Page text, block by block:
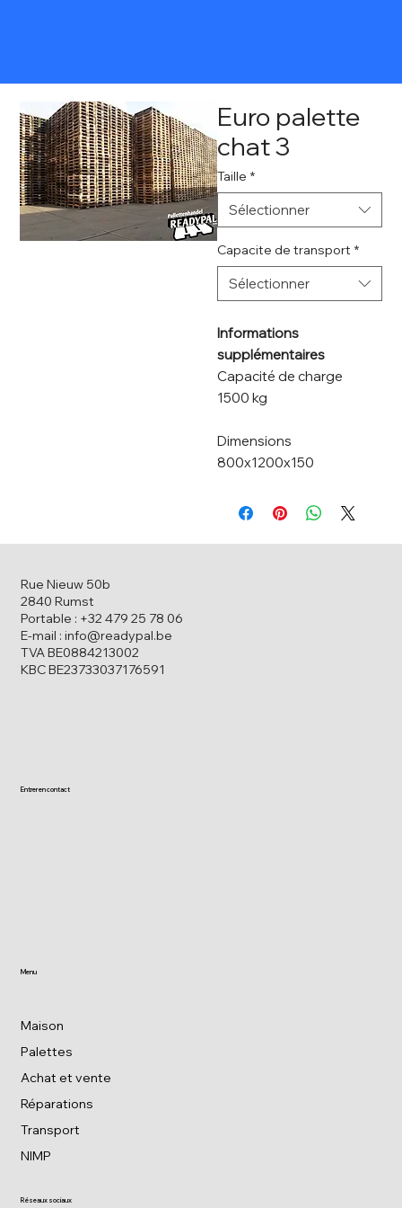
Euro palette
chat 3
Taille *
Sélectionner
Capacite de transport *
Sélectionner
Informations
supplémentaires
Capacité de charge
1500 kg
Dimensions
800x1200x150
Rue Nieuw 50b
2840 Rumst
Portable : +32 479 25 78 06
E-mail : info@readypal.be
TVA BE0884213002
KBC BE23733037176591
Réseaux sociaux
Maison
Palettes
Achat et vente
Réparations
Transport
NIMP
Menu
Entrer en contact